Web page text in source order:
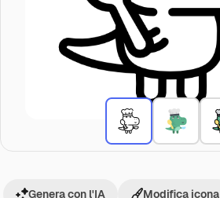
Genera con l'IA Modifica icona